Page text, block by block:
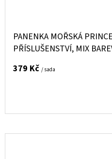
PANENKA MOŘSKÁ
PŘÍSLUŠENSTVÍ, MIX
379 Kč / sada